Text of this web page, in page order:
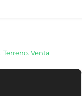
Terreno. Venta